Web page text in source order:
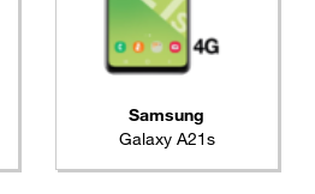
Samsung
Galaxy A21s